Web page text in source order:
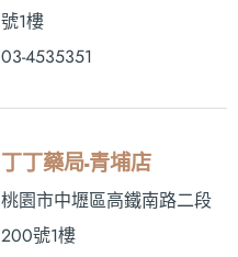
號1樓
03-4535351
丁丁藥局-青埔店
桃園市中壢區高鐵南路二段
200號1樓